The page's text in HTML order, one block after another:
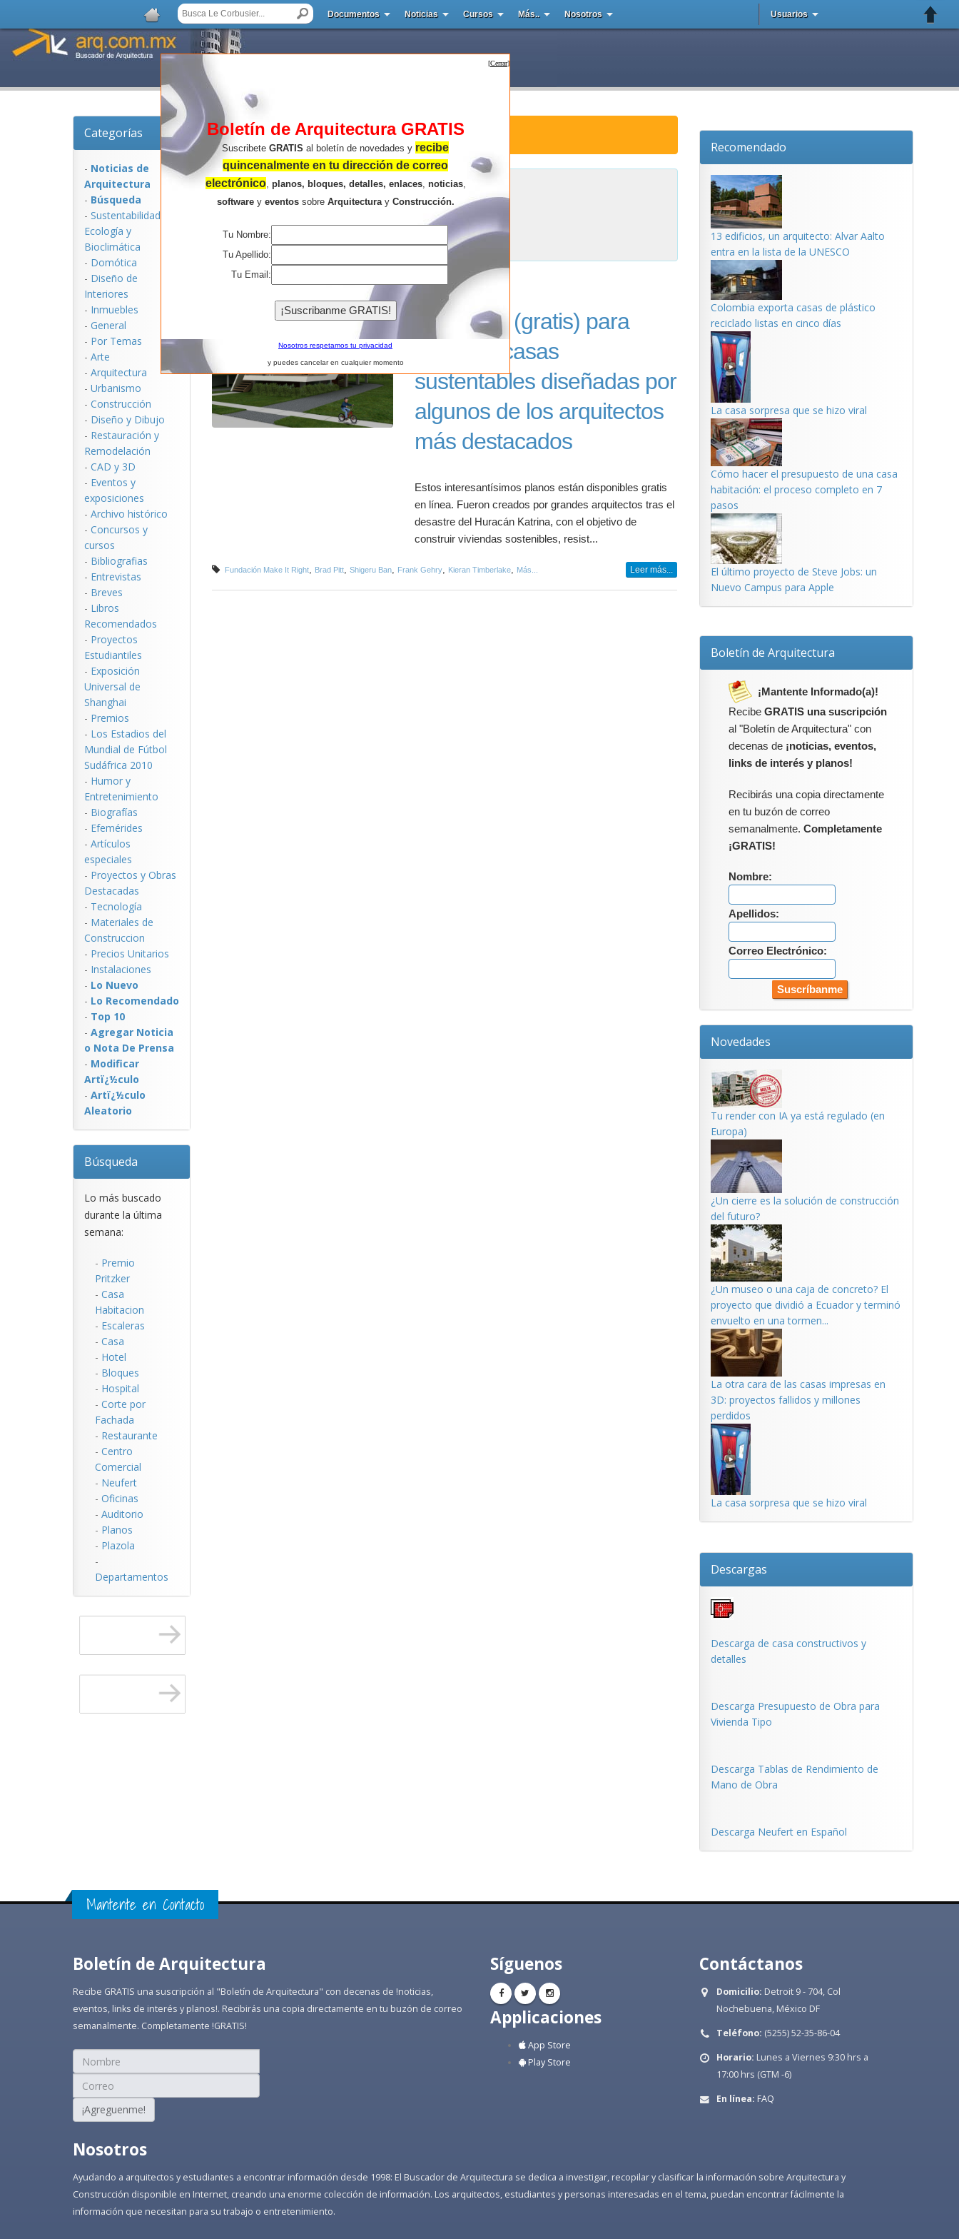
Documentos Noticias Cursos Más.. Nosotros Usuarios
Categorías
- Noticias de
Arquitectura
- Búsqueda
- Sustentabilidad,
Ecologí­a y
Bioclimática
- Domótica
- Diseño de
Interiores
- Inmuebles
- General
- Por Temas
- Arte
- Arquitectura
- Urbanismo
- Construcción
- Diseño y Dibujo
- Restauración y
Remodelación
- CAD y 3D
- Eventos y
exposiciones
- Archivo histórico
- Concursos y
cursos
- Bibliografias
- Entrevistas
- Breves
- Libros
Recomendados
- Proyectos
Estudiantiles
- Exposición
Universal de
Shanghai
- Premios
- Los Estadios del
Mundial de Fútbol
Sudáfrica 2010
- Humor y
Entretenimiento
- Biografías
- Efemérides
- Artículos
especiales
- Proyectos y Obras
Destacadas
- Tecnología
- Materiales de
Construccion
- Precios Unitarios
- Instalaciones
- Lo Nuevo
- Lo Recomendado
- Top 10
- Agregar Noticia
o Nota De Prensa
- Modificar
Artï¿½culo
- Artï¿½culo
Aleatorio
Búsqueda
Lo más buscado
durante la última
semana:
- Premio
Pritzker
- Casa
Habitacion
- Escaleras
- Casa
- Hotel
- Bloques
- Hospital
- Corte por
Fachada
- Restaurante
- Centro
Comercial
- Neufert
- Oficinas
- Auditorio
- Planos
- Plazola
-
Departamentos
Noticias de Arquitectura : BNIM
BNIM
Resultados de la búsqueda .
25 planos (gratis) para
construir casas
sustentables diseñadas por
algunos de los arquitectos
más destacados
Estos interesantísimos planos están disponibles gratis
en línea. Fueron creados por grandes arquitectos tras el
desastre del Huracán Katrina, con el objetivo de
construir viviendas sostenibles, resist...
Fundación Make It Right, Brad Pitt, Shigeru Ban, Frank Gehry, Kieran Timberlake, Más... Leer más...
Recomendado
13 edificios, un arquitecto: Alvar Aalto
entra en la lista de la UNESCO
Colombia exporta casas de plástico
reciclado listas en cinco días
La casa sorpresa que se hizo viral
Cómo hacer el presupuesto de una casa
habitación: el proceso completo en 7
pasos
El último proyecto de Steve Jobs: un
Nuevo Campus para Apple
Boletín de Arquitectura
¡Mantente Informado(a)!
Recibe GRATIS una suscripción
al "Boletín de Arquitectura" con
decenas de ¡noticias, eventos,
links de interés y planos!
Recibirás una copia directamente
en tu buzón de correo
semanalmente. Completamente
¡GRATIS!
Nombre:
Apellidos:
Correo Electrónico:
Novedades
Tu render con IA ya está regulado (en
Europa)
¿Un cierre es la solución de construcción
del futuro?
¿Un museo o una caja de concreto? El
proyecto que dividió a Ecuador y terminó
envuelto en una tormen...
La otra cara de las casas impresas en
3D: proyectos fallidos y millones
perdidos
La casa sorpresa que se hizo viral
Descargas
Descarga de casa constructivos y
detalles
Descarga Presupuesto de Obra para
Vivienda Tipo
Descarga Tablas de Rendimiento de
Mano de Obra
Descarga Neufert en Español
Mantente en Contacto
Boletín de Arquitectura
Recibe GRATIS una suscripción al "Boletín de Arquitectura" con decenas de !noticias,
eventos, links de interés y planos!. Recibirás una copia directamente en tu buzón de correo
semanalmente. Completamente !GRATIS!
¡Agreguenme!
Síguenos
Applicaciones
App Store
Play Store
Contáctanos
Domicilio: Detroit 9 - 704, Col
Nochebuena, México DF
Teléfono: (5255) 52-35-86-04
Horario: Lunes a Viernes 9:30 hrs a
17:00 hrs (GTM -6)
En línea: FAQ
Nosotros
Ayudando a arquitectos y estudiantes a encontrar información desde 1998: El Buscador de Arquitectura se dedica a investigar, recopilar y clasificar la información sobre Arquitectura y
Construcción disponible en Internet, creando una enorme colección de información. Los arquitectos, estudiantes y personas interesadas en el tema, puedan encontrar fácilmente la
información que necesitan para su trabajo o entretenimiento.
[Cerrar]
Boletín de Arquitectura GRATIS
Suscribete GRATIS al boletín de novedades y recibe
quincenalmente en tu dirección de correo
electrónico, planos, bloques, detalles, enlaces, noticias,
softwarey eventossobre Arquitecturay Construcción.
Tu Nombre:
Tu Apellido:
Tu Email:
Nosotros respetamos tu privacidad
y puedes cancelar en cualquier momento